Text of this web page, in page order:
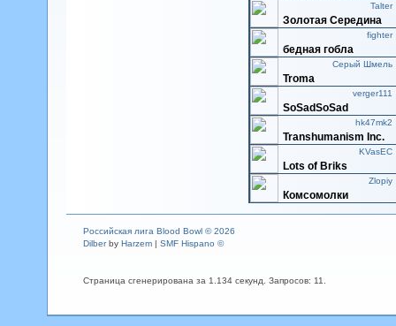
black dunes
Gloom Resort
Сыны Терпения
Sobac
Fictitilous Germans!
Talter
Зoлoтaя Ceрeдинa
fighter
бедная гобла
Серый Шмель
Troma
verger111
SoSadSoSad
hk47mk2
Transhumanism Inc.
KVasEC
Lots of Briks
Zlopiy
Комсомолки
Российская лига Blood Bowl © 2026
Dilberby Harzem| SMF Hispano ©
Страница сгенерирована за 1.134 секунд. Запросов: 11.